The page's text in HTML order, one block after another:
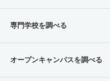
専門学校を調べる
オープンキャンパスを調べる